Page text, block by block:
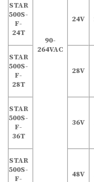
90-
264VAC
STAR
500S-
F-
24T
24V
STAR
500S-
F-
28T
28V
STAR
500S-
F-
36T
36V
STAR
500S-
F-
48V